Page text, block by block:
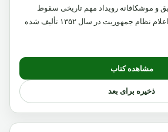
و موشکافانه رویداد مهم تاریخی سقوط
سلطنت در افغانستان و اعلام نظام جمهوریت در سال ۱۳۵۲ تألیف شده
مشاهده کتاب
ذخیره برای بعد